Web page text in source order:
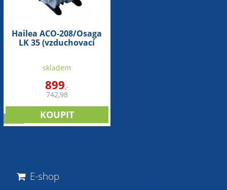
Hailea ACO-208/Osaga
LK 35 (vzduchovací
skladem
899,-
742,98
E-shop